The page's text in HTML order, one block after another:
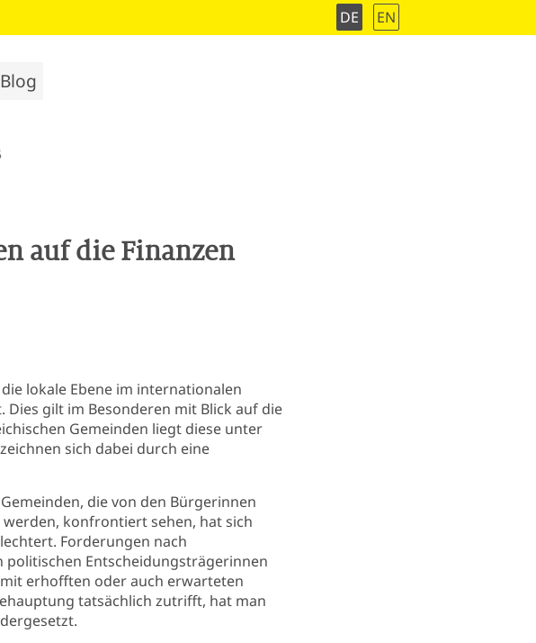
DE EN
Blog
auf die Finanzen
lokale Ebene im internationalen
gilt im Besonderen mit Blick auf die
Gemeinden liegt diese unter
sich dabei durch eine
die von den Bürgerinnen
konfrontiert sehen, hat sich
Forderungen nach
politischen Entscheidungsträgerinnen
erhofften oder auch erwarteten
tatsächlich zutrifft, hat man